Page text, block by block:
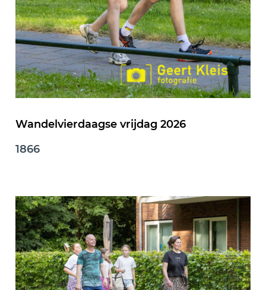
Wandelvierdaagse vrijdag 2026
1866